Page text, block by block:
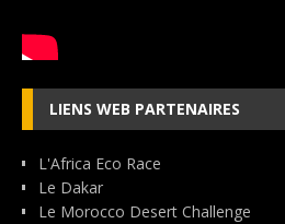
LIENS WEB PARTENAIRES
L'Africa Eco Race
Le Dakar
Le Morocco Desert Challenge